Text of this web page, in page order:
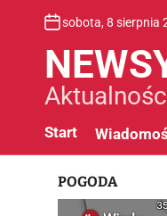
sobota, 8 sierpnia
Start
POGODA